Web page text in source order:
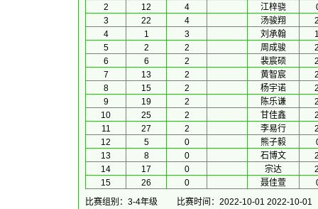
2
12 4 江梓骁
3
22 4 汤骏翔
4
1 3 刘承翰
5
2 2 周成骏
6
6 2 裴宸硕
7
13 2 黄智宸
8
15 2 杨宇诺
9
19 2 陈乐谦
10
25 2 甘佳鑫
11
27 2 李易行
12
5 0 熊子毅
13
8 0 石博文
14
17 0 宗达
15
26 0 聂佳萱
比赛组别：3-4年级
比赛时间：2022-10-01 2022-10-01